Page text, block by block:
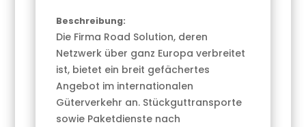
Beschreibung:
Die Firma Road Solution, deren
Netzwerk über ganz Europa verbreitet
ist, bietet ein breit gefächertes
Angebot im internationalen
Güterverkehr an. Stückguttransporte
sowie Paketdienste nach